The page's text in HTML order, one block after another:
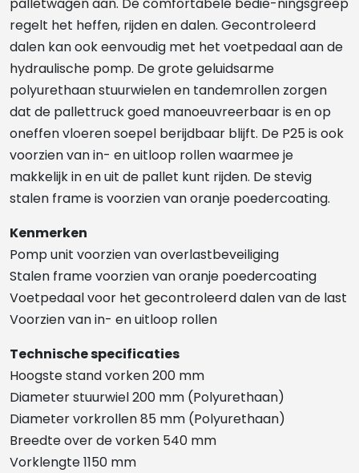
palletwagen aan. De comfortabele bedie-ningsgreep
regelt het heffen, rijden en dalen. Gecontroleerd
dalen kan ook eenvoudig met het voetpedaal aan de
hydraulische pomp. De grote geluidsarme
polyurethaan stuurwielen en tandemrollen zorgen
dat de pallettruck goed manoeuvreerbaar is en op
oneffen vloeren soepel berijdbaar blijft. De P25 is ook
voorzien van in- en uitloop rollen waarmee je
makkelijk in en uit de pallet kunt rijden. De stevig
stalen frame is voorzien van oranje poedercoating.
Kenmerken
Pomp unit voorzien van overlastbeveiliging
Stalen frame voorzien van oranje poedercoating
Voetpedaal voor het gecontroleerd dalen van de last
Voorzien van in- en uitloop rollen
Technische specificaties
Hoogste stand vorken 200 mm
Diameter stuurwiel 200 mm (Polyurethaan)
Diameter vorkrollen 85 mm (Polyurethaan)
Breedte over de vorken 540 mm
Vorklengte 1150 mm